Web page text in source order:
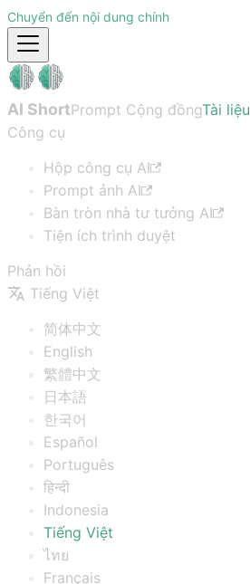
Chuyển đến nội dung chính
AI ShortPrompt Cộng đồngTài liệu
Công cụ
Hộp công cụ AI
Prompt ảnh AI
Bàn tròn nhà tư tưởng AI
Tiện ích trình duyệt
Phản hồi
Tiếng Việt
简体中文
English
繁體中文
日本語
한국어
Español
Português
हिन्दी
Indonesia
Tiếng Việt
ไทย
Français